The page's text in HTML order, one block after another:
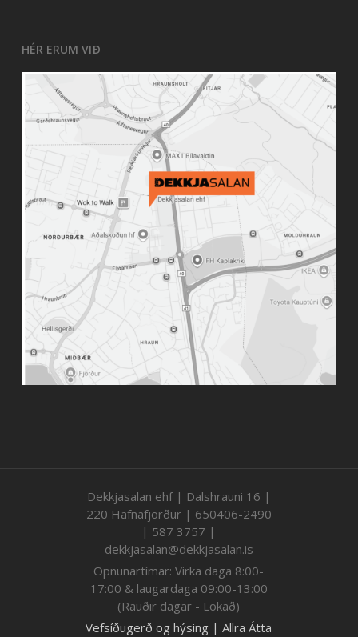
HÉR ERUM VIÐ
Dekkjasalan ehf | Dalshrauni 16 |
220 Hafnafjörður | 650406-2490
| 587 3757 |
dekkjasalan@dekkjasalan.is
Opnunartímar: Virka daga 8:00-
17:00 & laugardaga 09:00-13:00
(Rauðir dagar - Lokað)
Vefsíðugerð og hýsing | Allra Átta